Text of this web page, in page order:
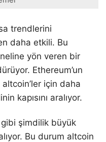
trendlerini
daha etkili. Bu
yön veren bir
Ethereum’un
için daha
kapısını aralıyor.
gibi şimdilik büyük
Bu durum altcoin